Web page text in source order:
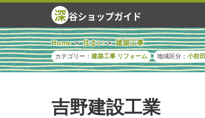
深 谷ショップガイド
Home 住まい 建築工事
カテゴリー： 建築工事 リフォーム 地域区分： 小前田
吉野建設工業